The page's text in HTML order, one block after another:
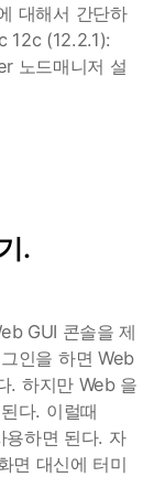
대해서 간단하
12c (12.2.1):
노드매니저 설
.
GUI 콘솔을 제
인을 하면 Web
. 하지만 Web 을
다. 이럴때
하면 된다. 자
면 대신에 터미